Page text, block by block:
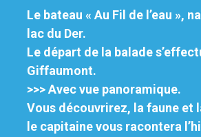
Le bateau « Au Fil de l’eau »,
lac du Der.
Le départ de la balade
Giffaumont.
>>> Avec vue panoramique.
Vous découvrirez, la faune et
le capitainevous racontera